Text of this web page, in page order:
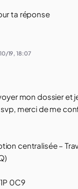
ta réponse
19,18:07
mon dossier et
merci de me
centralisée –
0C9